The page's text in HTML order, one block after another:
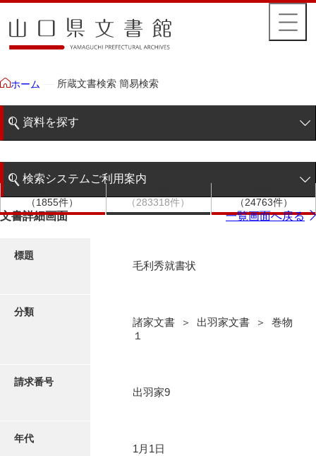
ホーム 所蔵文書検索 簡易検索
資料を探す
階層検索
写真・絵はがき
検索システムご利用案内
検索システムの利用について
（1855件）
（283318件）
（24763件）
文書詳細画面 一覧画面へ戻る
標題
毛利秀就書状
分類
諸家文書 ＞ 出羽家文書 ＞ 巻物
１
請求番号
出羽家9
年代
1月1日